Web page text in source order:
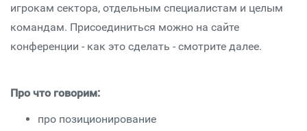
игрокам сектора, отдельным специалистам и целым
командам. Присоединиться можно на сайте
конференции - как это сделать - смотрите далее.
Про что говорим:
про позиционирование